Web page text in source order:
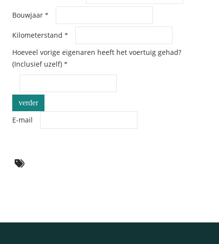
Bouwjaar *
Kilometerstand *
Hoeveel vorige eigenaren heeft het voertuig gehad?
(Inclusief uzelf) *
verder
E-mail